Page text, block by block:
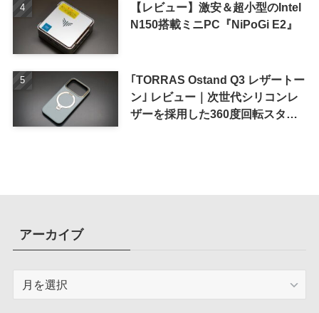
【レビュー】激安＆超小型のIntel
N150搭載ミニPC『NiPoGi E2』
｢TORRAS Ostand Q3 レザートー
ン｣ レビュー｜次世代シリコンレ
ザーを採用した360度回転スタン
アーカイブ